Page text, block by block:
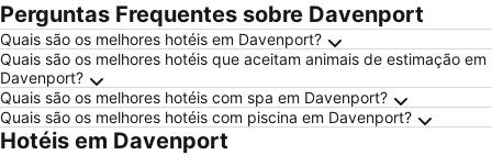
Perguntas Frequentes sobre Davenport
Quais são os melhores hotéis em Davenport?
Quais são os melhores hotéis que aceitam animais de estimação em
Davenport?
Quais são os melhores hotéis com spa em Davenport?
Quais são os melhores hotéis com piscina em Davenport?
Hotéis em Davenport